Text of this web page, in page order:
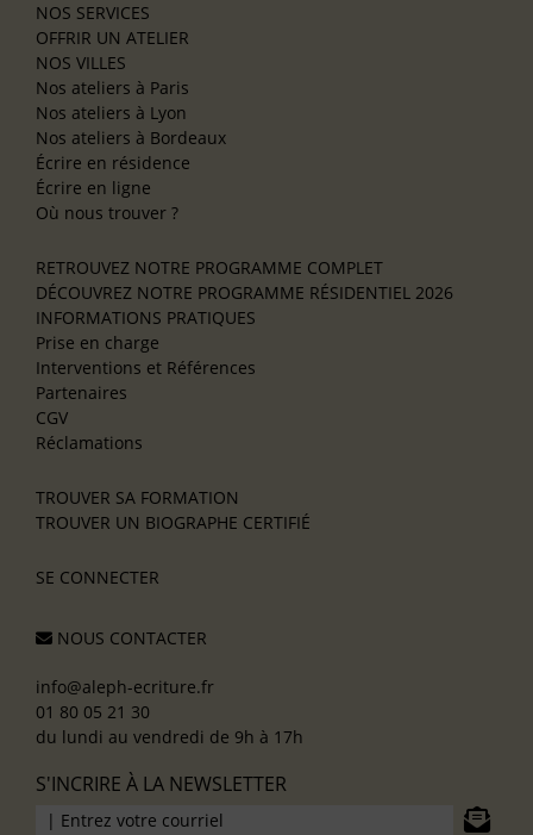
NOS SERVICES
OFFRIR UN ATELIER
NOS VILLES
Nos ateliers à Paris
Nos ateliers à Lyon
Nos ateliers à Bordeaux
Écrire en résidence
Écrire en ligne
Où nous trouver ?
RETROUVEZ NOTRE PROGRAMME COMPLET
DÉCOUVREZ NOTRE PROGRAMME RÉSIDENTIEL 2026
INFORMATIONS PRATIQUES
Prise en charge
Interventions et Références
Partenaires
CGV
Réclamations
TROUVER SA FORMATION
TROUVER UN BIOGRAPHE CERTIFIÉ
SE CONNECTER
NOUS CONTACTER
info@aleph-ecriture.fr
01 80 05 21 30
du lundi au vendredi de 9h à 17h
S'INCRIRE À LA NEWSLETTER